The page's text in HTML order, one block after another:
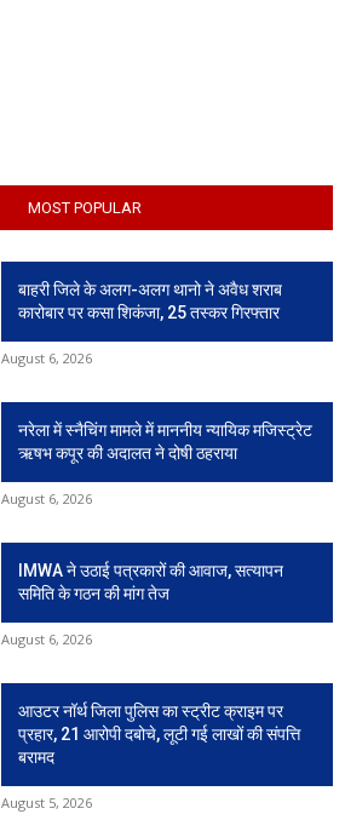
MOST POPULAR
बाहरी जिले के अलग-अलग थानो ने अवैध शराब
कारोबार पर कसा शिकंजा, 25 तस्कर गिरफ्तार
August 6, 2026
नरेला में स्नैचिंग मामले में माननीय न्यायिक मजिस्ट्रेट
ऋषभ कपूर की अदालत ने दोषी ठहराया
August 6, 2026
IMWA ने उठाई पत्रकारों की आवाज, सत्यापन
समिति के गठन की मांग तेज
August 6, 2026
आउटर नॉर्थ जिला पुलिस का स्ट्रीट क्राइम पर
प्रहार, 21 आरोपी दबोचे, लूटी गई लाखों की संपत्ति
बरामद
August 5, 2026